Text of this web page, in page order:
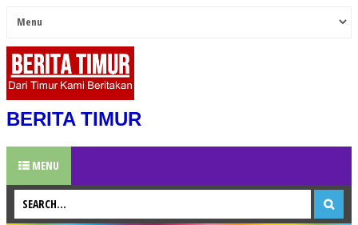
BERITA TIMUR
MENU